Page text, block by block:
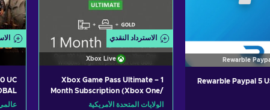
Rewarble
Rewarble Paypal 5
الاسترداد النقدي
Xbox Live
Xbox Game Pass Ultimate – 1
Month Subscription (Xbox One/
Windows 10) non-stackable
الولايات المتحدة الأمريكية
UC